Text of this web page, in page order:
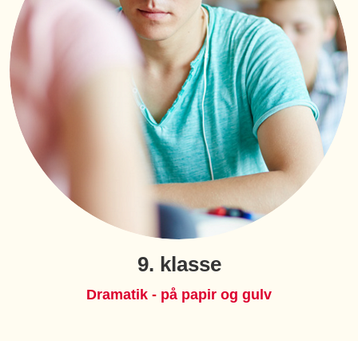
9. klasse
Dramatik - på papir og gulv